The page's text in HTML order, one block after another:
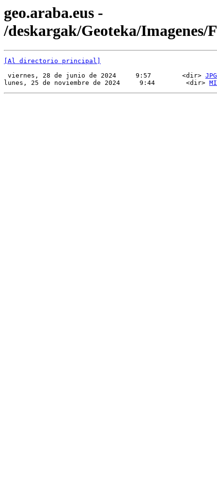
geo.araba.eus -
/deskargak/Geoteka/Imagenes/
[Al directorio principal]
viernes, 28 de junio de 2024     9:57        <dir> JPG
lunes, 25 de noviembre de 2024     9:44        <dir>